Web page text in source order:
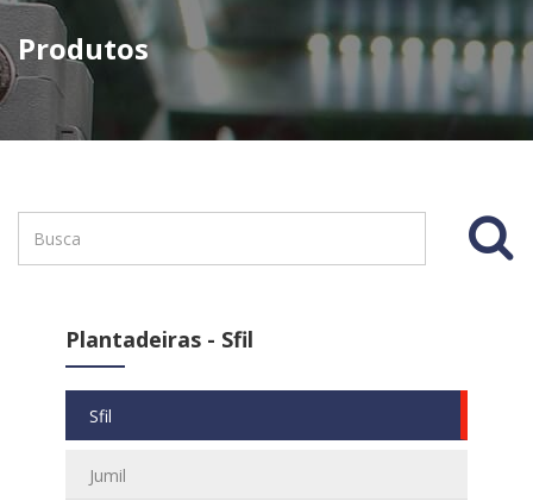
Produtos
Plantadeiras - Sfil
Sfil
Jumil